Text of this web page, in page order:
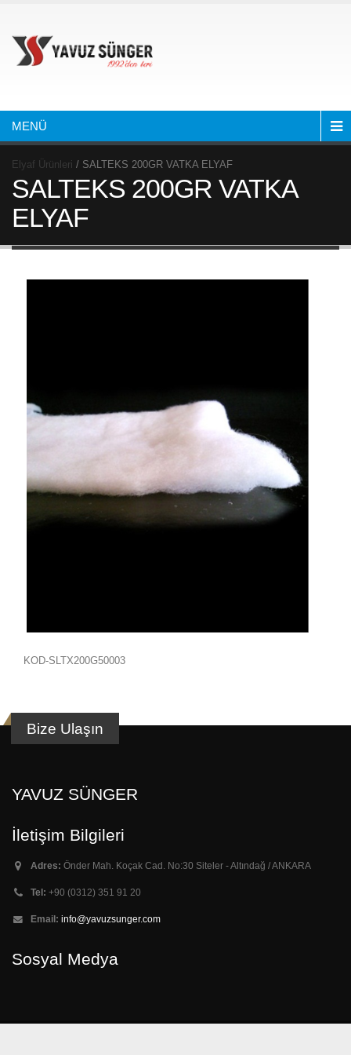
MENÜ
Elyaf Ürünleri / SALTEKS 200GR VATKA ELYAF
SALTEKS 200GR VATKA
ELYAF
KOD-SLTX200G50003
Bize Ulaşın
YAVUZ SÜNGER
İletişim Bilgileri
Adres: Önder Mah. Koçak Cad. No:30 Siteler - Altındağ / ANKARA
Tel: +90 (0312) 351 91 20
Email: info@yavuzsunger.com
Sosyal Medya